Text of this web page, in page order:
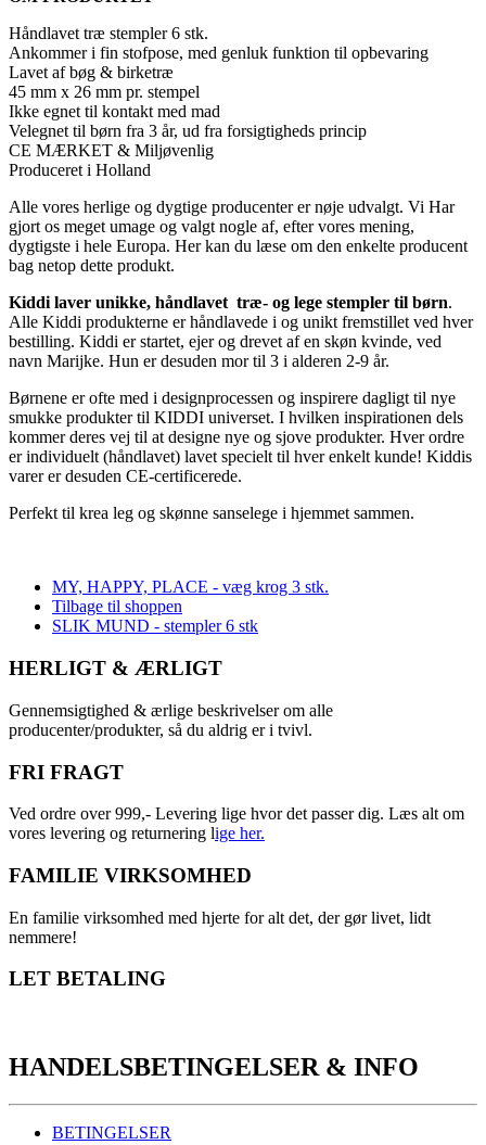
Håndlavet træ stempler 6 stk.
Ankommer i fin stofpose, med genluk funktion til opbevaring
Lavet af bøg & birketræ
45 mm x 26 mm pr. stempel
Ikke egnet til kontakt med mad
Velegnet til børn fra 3 år, ud fra forsigtigheds princip
CE MÆRKET & Miljøvenlig
Produceret i Holland
Alle vores herlige og dygtige producenter er nøje udvalgt. Vi Har
gjort os meget umage og valgt nogle af, efter vores mening,
dygtigste i hele Europa. Her kan du læse om den enkelte producent
bag netop dette produkt.
Kiddi laver unikke, håndlavet træ- og lege stempler til børn.
Alle Kiddi produkterne er håndlavede i og unikt fremstillet ved hver
bestilling. Kiddi er startet, ejer og drevet af en skøn kvinde, ved
navn Marijke. Hun er desuden mor til 3 i alderen 2-9 år.
Børnene er ofte med i designprocessen og inspirere dagligt til nye
smukke produkter til KIDDI universet. I hvilken inspirationen dels
kommer deres vej til at designe nye og sjove produkter. Hver ordre
er individuelt (håndlavet) lavet specielt til hver enkelt kunde! Kiddis
varer er desuden CE-certificerede.
Perfekt til krea leg og skønne sanselege i hjemmet sammen.
MY, HAPPY, PLACE - væg krog 3 stk.
Tilbage til shoppen
SLIK MUND - stempler 6 stk
HERLIGT & ÆRLIGT
Gennemsigtighed & ærlige beskrivelser om alle
producenter/produkter, så du aldrig er i tvivl.
FRI FRAGT
Ved ordre over 999,- Levering lige hvor det passer dig. Læs alt om
vores levering og returnering lige her.
FAMILIE VIRKSOMHED
En familie virksomhed med hjerte for alt det, der gør livet, lidt
nemmere!
LET BETALING
HANDELSBETINGELSER & INFO
BETINGELSER